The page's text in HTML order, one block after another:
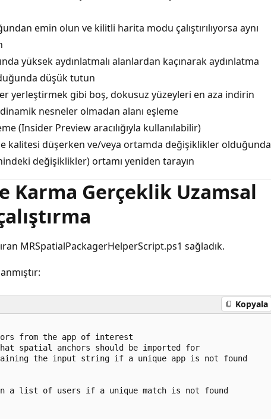
emin olun ve kilitli harita modu çalıştırılıyorsa aynı
yüksek aydınlatmalı alanlardan kaçınarak aydınlatma
düşük tutun
yerleştirmek gibi boş, dokusuz yüzeyleri en aza indirin
nesneler olmadan alanı eşleme
(Insider Preview aracılığıyla kullanılabilir)
kalitesi düşerken ve/veya ortamda değişiklikler olduğunda
değişiklikler) ortamı yeniden tarayın
Karma Gerçeklik Uzamsal
MRSpatialPackagerHelperScript.ps1 sağladık.
Kopyala
from the app of interest
spatial anchors should be imported for
the input string if a unique app is not found
a list of users if a unique match is not found